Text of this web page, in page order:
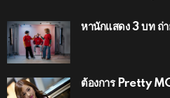
หานักแสดง 3 บท ถ่า
ต้องการ Pretty